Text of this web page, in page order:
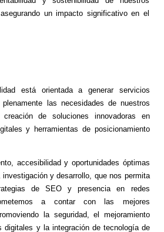
un impacto significativo en el
está orientada a generar servicios
las necesidades de nuestros
de soluciones innovadoras en
y herramientas de posicionamiento
accesibilidad y oportunidades óptimas
y desarrollo, que nos permita
de SEO y presencia en redes
a contar con las mejores
la seguridad, el mejoramiento
digitales y la integración de tecnología de